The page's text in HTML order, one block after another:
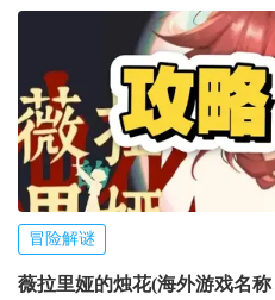
冒险解谜
薇拉里娅的烛花(海外游戏名